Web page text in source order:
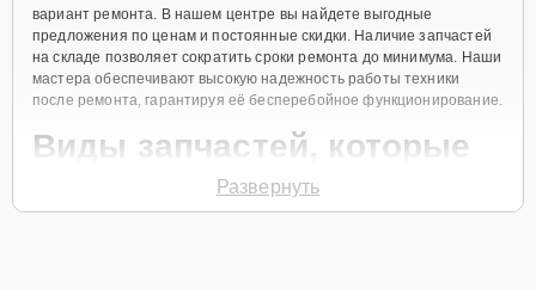
вариант ремонта. В нашем центре вы найдете выгодные
предложения по ценам и постоянные скидки. Наличие запчастей
на складе позволяет сократить сроки ремонта до минимума. Наши
мастера обеспечивают высокую надежность работы техники
после ремонта, гарантируя её бесперебойное функционирование.
Виды запчастей, которые
мы используем
Развернуть